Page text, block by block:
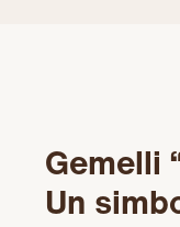
Gemelli
Un